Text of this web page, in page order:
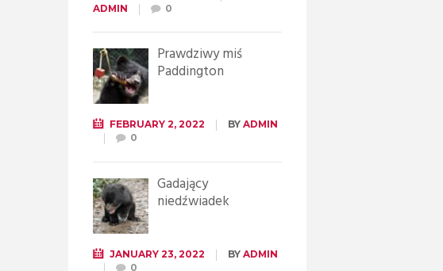
ADMIN
0
Prawdziwy miś
Paddington
FEBRUARY 2, 2022 BY ADMIN
0
Gadający
niedźwiadek
JANUARY 23, 2022 BY ADMIN
0